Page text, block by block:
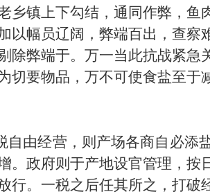
乡镇上下勾结，通同作弊，
以幅员辽阔，弊端百出，查察
除弊端于。万一当此抗战紧
切要物品，万不可使食盐至于
自由经营，则产场各商自必添
。政府则于产地设官管理，
行。一税之后任其所之，打